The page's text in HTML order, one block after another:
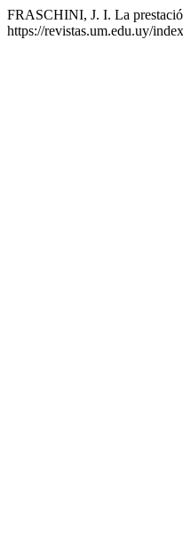
FRASCHINI, J. I. La
https://revistas.um.edu.uy/